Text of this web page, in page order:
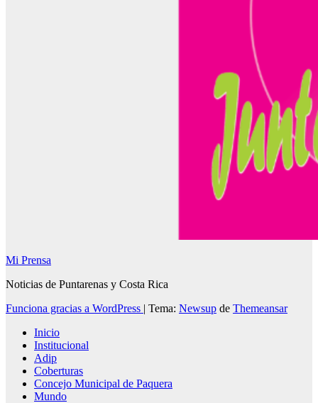
Mi Prensa
Noticias de Puntarenas y Costa Rica
Funciona gracias a WordPress | Tema: Newsup de Themeansar
Inicio
Institucional
Adip
Coberturas
Concejo Municipal de Paquera
Mundo